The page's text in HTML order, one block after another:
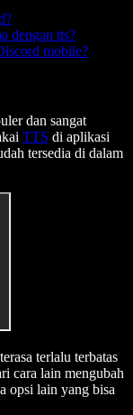
dengan tts?
mobile?
dan sangat
TTS di aplikasi
tersedia di dalam
terlalu terbatas
cara lain mengubah
opsi lain yang bisa